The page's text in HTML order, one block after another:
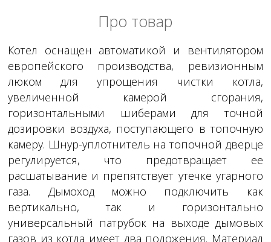
Про товар
Котел оснащен автоматикой и вентилятором
европейского производства, ревизионным
люком для упрощения чистки котла,
увеличенной камерой сгорания,
горизонтальными шиберами для точной
дозировки воздуха, поступающего в топочную
камеру. Шнур-уплотнитель на топочной дверце
регулируется, что предотвращает ее
расшатывание и препятствует утечке угарного
газа. Дымоход можно подключить как
вертикально, так и горизонтально
универсальный патрубок на выходе дымовых
газов из котла имеет два положения. Материал